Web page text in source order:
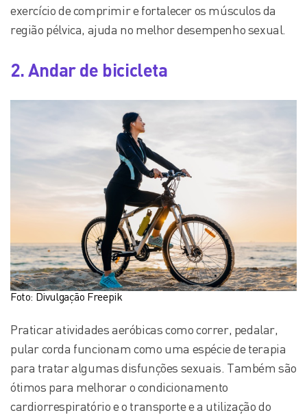
exercício de comprimir e fortalecer os músculos da
região pélvica, ajuda no melhor desempenho sexual.
2. Andar de bicicleta
Foto: Divulgação Freepik
Praticar atividades aeróbicas como correr, pedalar,
pular corda funcionam como uma espécie de terapia
para tratar algumas disfunções sexuais. Também são
ótimos para melhorar o condicionamento
cardiorrespiratório e o transporte e a utilização do